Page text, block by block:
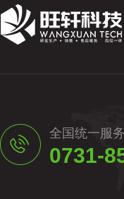
全国统一服
0731-